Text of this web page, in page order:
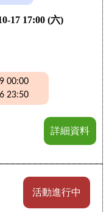
17 17:00 (六)
00:00
23:50
詳細資料
活動進行中